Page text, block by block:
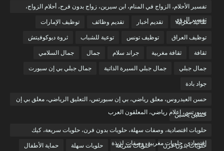
تفسير الأحلام، الزواج في المنام، ابن سيرين، زواج بدون فرح، أحلام الزواج،
تفسير الرؤى
تقاليد مغربية تقديم أخبار تقديم وظائف توظيف الإمارات
توظيف العراق توظيف تونس توعية للشباب ثروة ديوكوفيتش
ثقافة ثقافة مغربية جراند سلام جمال جمال السلامي
جمال جبلي جمال جبلي السيرة الذاتية جمال جبلي بي إن سبورت
جواد بادة
حسن العيدروس، معلق رياضي، بي إن سبورتس، التعليق الرياضي، معلق بي إن
سبورتس، إعلام رياضي، المعلقون العرب
حسين ياسين
حلويات اقتصادية، وصفات سهلة، حلويات بدون فرن، حلويات سريعة، كيك
اقتصادي، حلويات مغربية، وصفات لذيذة
حلويات بدون فرن حلويات سريعة حلويات سهلة حماية الأطفال